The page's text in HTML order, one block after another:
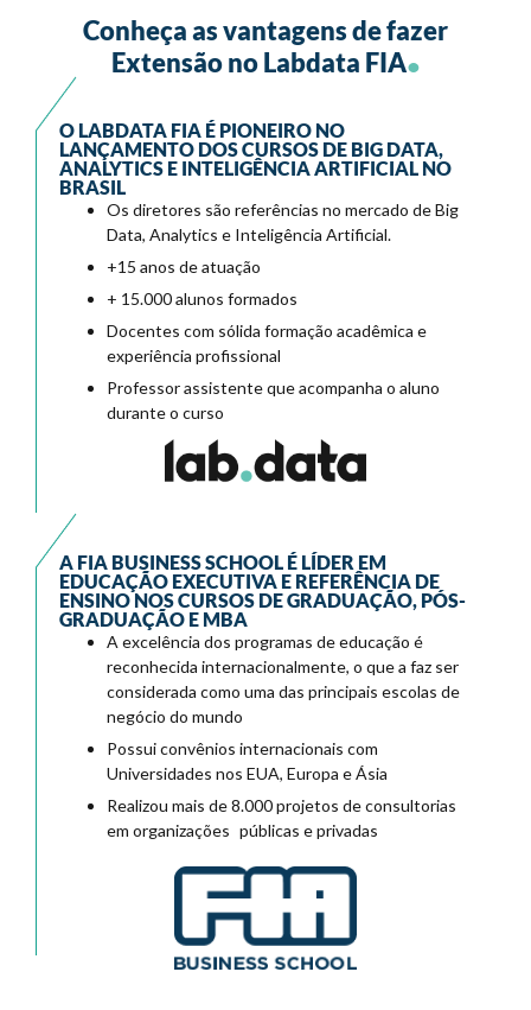
Conheça as vantagens de fazer
Extensãono Labdata FIA.
O LABDATA FIA É PIONEIRO NO
LANÇAMENTO DOS CURSOS DE BIG DATA,
ANALYTICS E INTELIGÊNCIA ARTIFICIAL NO
BRASIL
Os diretores são referências no mercado de Big
Data, Analytics e Inteligência Artificial.
+15 anos de atuação
+ 15.000 alunos formados
Docentes com sólida formação acadêmica e
experiência profissional
Professor assistente que acompanha o aluno
durante o curso
A FIA BUSINESS SCHOOL É LÍDER EM
EDUCAÇÃO EXECUTIVA E REFERÊNCIA DE
ENSINO NOS CURSOS DE GRADUAÇÃO, PÓS-
GRADUAÇÃO E MBA
A excelência dos programas de educação é
reconhecida internacionalmente, o que a faz ser
considerada como uma das principais escolas de
negócio do mundo
Possui convênios internacionais com
Universidades nos EUA, Europa e Ásia
Realizou mais de 8.000 projetos de consultorias
em organizações públicas e privadas